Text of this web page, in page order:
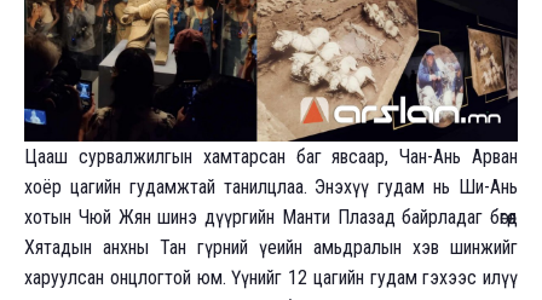
Цааш сурвалжилгын хамтарсан баг явсаар, Чан-Ань Арван
хоёр цагийн гудамжтай танилцлаа. Энэхүү гудам нь Ши-Ань
хотын Чюй Жян шинэ дүүргийн Манти Плазад байрладаг бөгөөд
Хятадын анхны Тан гүрний үеийн амьдралын хэв шинжийг
харуулсан онцлогтой юм. Үүнийг 12 цагийн гудам гэхээс илүү